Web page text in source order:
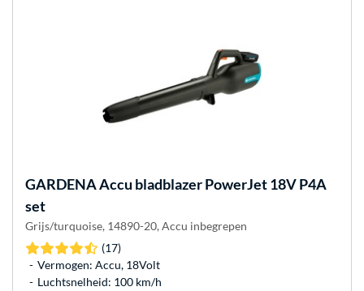
GARDENAAccu bladblazer PowerJet 18V P4A
set
Grijs/turquoise, 14890-20, Accu inbegrepen
(17)
Vermogen: Accu, 18Volt
Luchtsnelheid: 100 km/h